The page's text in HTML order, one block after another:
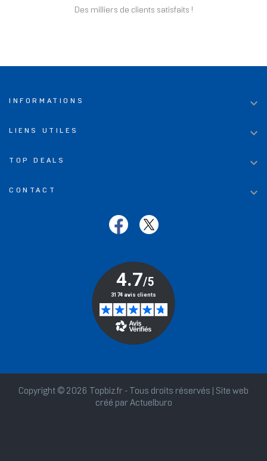
Des milliers de clients satisfaits !
INFORMATIONS 
LIENS UTILES 
TOP DEALS 
CONTACT 
Copyright © 2026 Topbiz.fr - Tous droits réservés | Site web
créé par Actuelburo